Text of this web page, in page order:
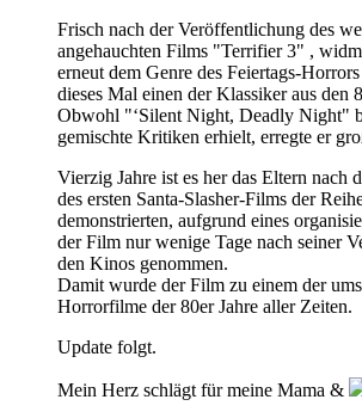
Frisch nach der Veröffentlichung des
angehauchten Films "Terrifier 3" ,
erneut dem Genre des Feiertags-
dieses Mal einen der Klassiker aus den
Obwohl "‘Silent Night, Deadly Night"
gemischte Kritiken erhielt, erregte er
Vierzig Jahre ist es her das Eltern nach
des ersten Santa-Slasher-Films der
demonstrierten, aufgrund eines
der Film nur wenige Tage nach seiner
den Kinos genommen.
Damit wurde der Film zu einem der
Horrorfilme der 80er Jahre aller Zeiten.
Update folgt.
Mein Herz schlägt für meine Mama &